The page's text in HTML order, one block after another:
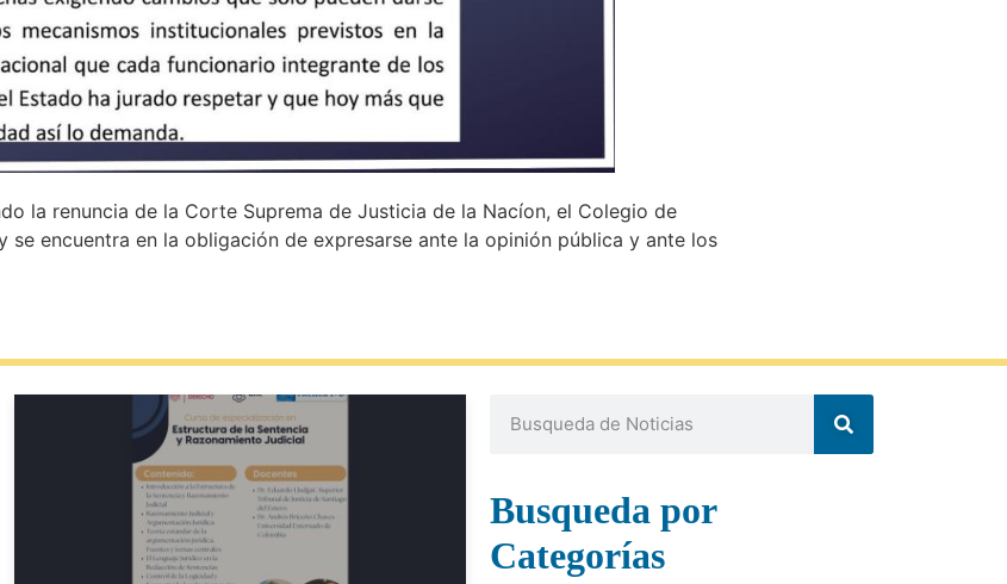
la renuncia de la Corte Suprema de Justicia de la Nacíon, el Colegio de
se encuentra en la obligación de expresarse ante la opinión pública y ante los
Busqueda por
Categorías